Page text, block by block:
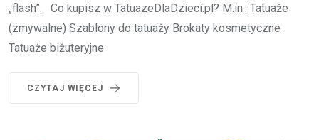
„flash”. Co kupisz w TatuazeDlaDzieci.pl? M.in.: Tatuaże
(zmywalne) Szablony do tatuaży Brokaty kosmetyczne
Tatuaże biżuteryjne
CZYTAJ WIĘCEJ